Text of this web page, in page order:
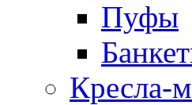
Пуфы
Кресла-